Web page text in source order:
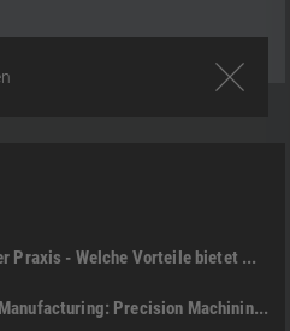
Machining Transformation in der Praxis - Welche Vorteile bietet MX mit der CTX beta 450 TC?
PROCESS INTEGRATION +1 01:45
MXample: Optimizing Impeller Manufacturing: Precision Machining on a CTX beta 450 TC
NTX 2500 +5 01:13